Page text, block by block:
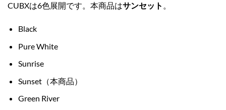
CUBXは6色展開です。本商品はサンセット 。
Black
Pure White
Sunrise
Sunset（本商品）
Green River